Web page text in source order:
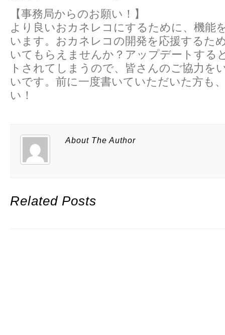
【事務局からのお願い！】
より良いおカネレコにするために、機能
います。おカネレコの開発を応援するた
いてもらえませんか？アップデートする
トされてしまうので、皆さんのご協力を
いです。前に一度書いていただいた方も
い！
About The Author
Related Posts